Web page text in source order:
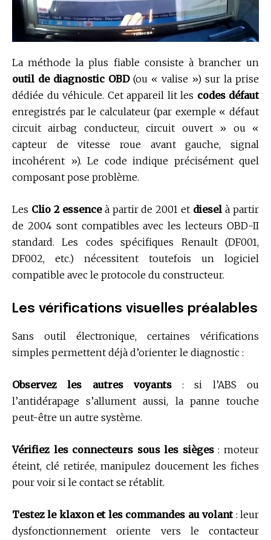
La méthode la plus fiable consiste à brancher un
outil de diagnostic OBD(ou « valise ») sur la prise
dédiée du véhicule. Cet appareil lit les codes défaut
enregistrés par le calculateur (par exemple « défaut
circuit airbag conducteur, circuit ouvert » ou «
capteur de vitesse roue avant gauche, signal
incohérent »). Le code indique précisément quel
composant pose problème.
Les Clio 2 essenceà partir de 2001 et diesel à partir
de 2004 sont compatibles avec les lecteurs OBD-II
standard. Les codes spécifiques Renault (DF001,
DF002, etc.) nécessitent toutefois un logiciel
compatible avec le protocole du constructeur.
Les vérifications visuelles préalables
Sans outil électronique, certaines vérifications
simples permettent déjà d’orienter le diagnostic :
Observez les autres voyants: si l’ABS ou
l’antidérapage s’allument aussi, la panne touche
peut-être un autre système.
Vérifiez les connecteurs sous les sièges: moteur
éteint, clé retirée, manipulez doucement les fiches
pour voir si le contact se rétablit.
Testez le klaxon et les commandes au volant: leur
dysfonctionnement oriente vers le contacteur